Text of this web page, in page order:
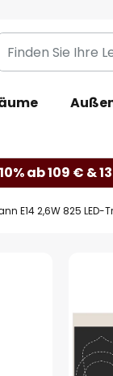
ab 109 € &
E14 2,6W 825